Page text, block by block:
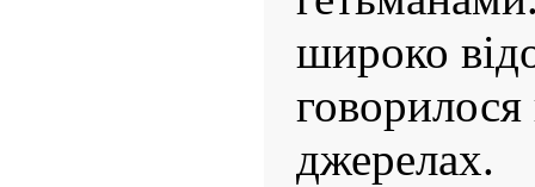
широко
джерелах.